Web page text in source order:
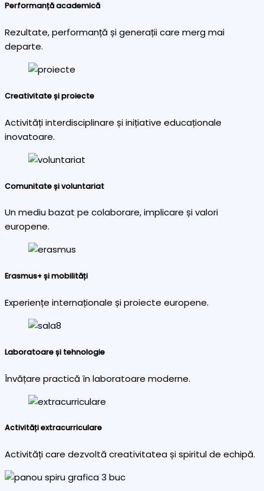
Performanță academică
Rezultate, performanță și generații care merg mai
departe.
Creativitate și proiecte
Activități interdisciplinare și inițiative educaționale
inovatoare.
Comunitate și voluntariat
Un mediu bazat pe colaborare, implicare și valori
europene.
Erasmus+ și mobilități
Experiențe internaționale și proiecte europene.
Laboratoare și tehnologie
Învățare practică în laboratoare moderne.
Activități extracurriculare
Activități care dezvoltă creativitatea și spiritul de echipă.